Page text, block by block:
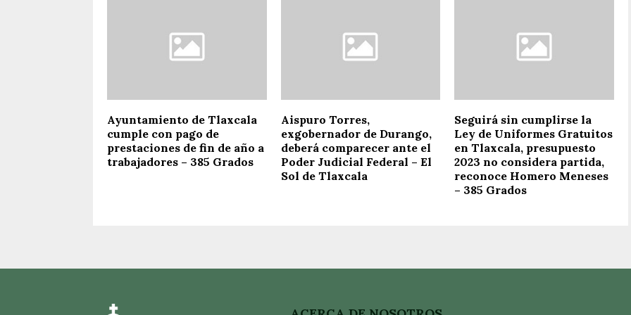
Ayuntamiento de Tlaxcala
cumple con pago de
prestaciones de fin de año a
trabajadores – 385 Grados
Aispuro Torres,
exgobernador de Durango,
deberá comparecer ante el
Poder Judicial Federal – El
Sol de Tlaxcala
Seguirá sin cumplirse la
Ley de Uniformes Gratuitos
en Tlaxcala, presupuesto
2023 no considera partida,
reconoce Homero Meneses
– 385 Grados